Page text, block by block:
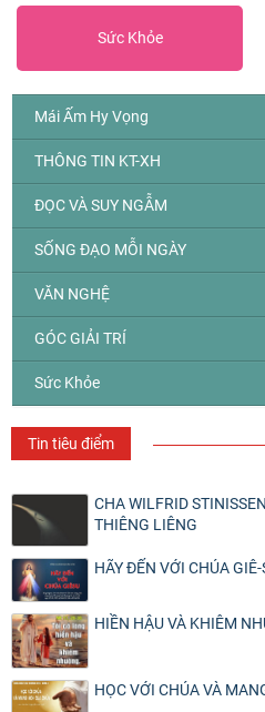
Sức Khỏe
Mái Ấm Hy Vọng
THÔNG TIN KT-XH
ĐỌC VÀ SUY NGẪM
SỐNG ĐẠO MỖI NGÀY
VĂN NGHỆ
GÓC GIẢI TRÍ
Sức Khỏe
Tin tiêu điểm
CHA WILFRID
THIÊNG LIÊNG
HÃY ĐẾN VỚI CHÚA GIÊ-
HIỀN HẬU VÀ KHIÊM
HỌC VỚI CHÚA VÀ